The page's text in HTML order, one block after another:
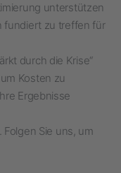
unterstützen
fundiert zu treffen für
durch die Krise“
Kosten zu
Ergebnisse
Folgen Sie uns, um